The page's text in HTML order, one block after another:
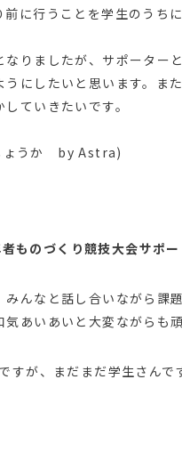
前に行うことを学生のうち
りましたが、サポーター
うにしたいと思います。ま
ていきたいです。
ょうか by Astra)
ものづくり競技大会サポー
んなと話し合いながら課
あいあいと大変ながらも
すが、まだまだ学生さん